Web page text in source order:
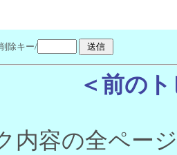
除キー/
＜前の
内容の全ペー